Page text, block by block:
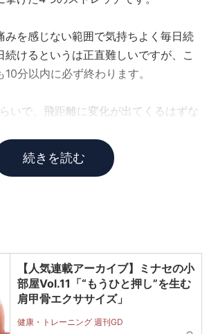
みを感じない範囲で気持ちよく毎日続
続けるというは正直難しいですが、こ
分以内に必ず終わります。
いで、飛距離に変化が出てくるはずな
続きを読む
【人気連載アーカイブ】ミナセの小
部屋Vol.11「“もうひと押し”を生む
肩甲骨エクササイズ」
健康・トレーニング 週刊GD